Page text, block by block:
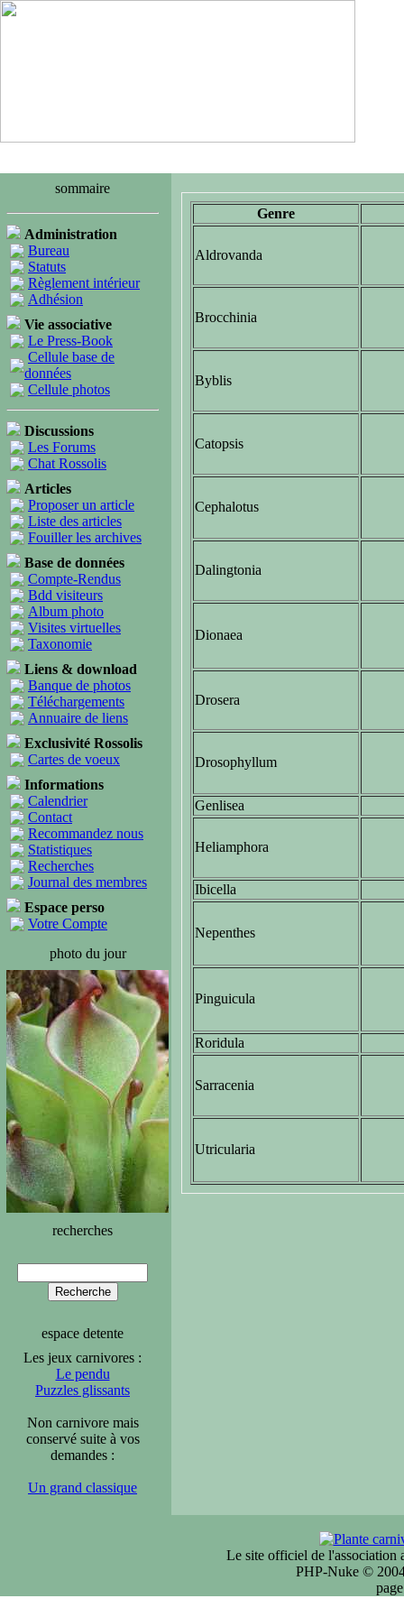
sommaire
Administration
Bureau
Statuts
Règlement intérieur
Adhésion
Vie associative
Le Press-Book
Cellule base de
données
Cellule photos
Discussions
Les Forums
Chat Rossolis
Articles
Proposer un article
Liste des articles
Fouiller les archives
Base de données
Compte-Rendus
Bdd visiteurs
Album photo
Visites virtuelles
Taxonomie
Liens & download
Banque de photos
Téléchargements
Annuaire de liens
Exclusivité Rossolis
Cartes de voeux
Informations
Calendrier
Contact
Recommandez nous
Statistiques
Recherches
Journal des membres
Espace perso
Votre Compte
photo du jour
recherches
espace detente
Les jeux carnivores :
Le pendu
Puzzles glissants
Non carnivore mais
conservé suite à vos
demandes :
Un grand classique
Genre
Aldrovanda
Brocchinia
Byblis
Catopsis
Cephalotus
Dalingtonia
Dionaea
Drosera
Drosophyllum
Genlisea
Heliamphora
Ibicella
Nepenthes
Pinguicula
Roridula
Sarracenia
Utricularia
Le site officiel de l'association
PHP-Nuke ©